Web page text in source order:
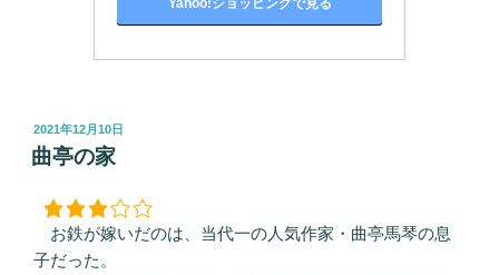
Yahoo!ショッピングで見る
投
稿
日:
2021年12月10日
曲亭の家
お鉄が嫁いだのは、当代一の人気作家・曲亭馬琴の息
子だった。